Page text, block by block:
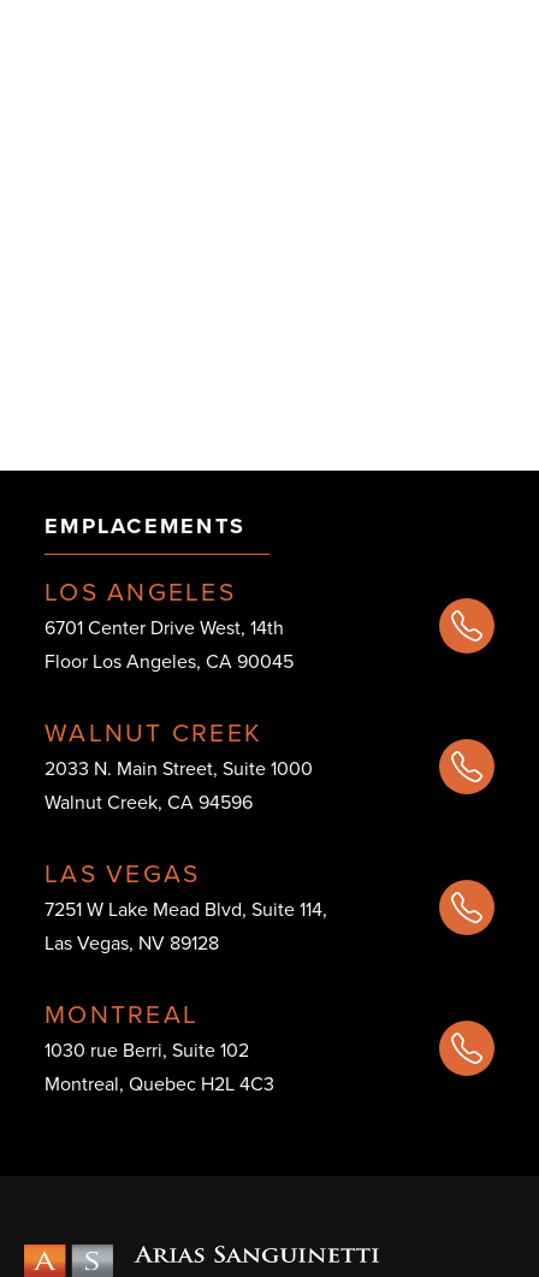
EMPLACEMENTS
LOS ANGELES
6701 Center Drive West, 14th
Floor Los Angeles, CA 90045
WALNUT CREEK
2033 N. Main Street, Suite 1000
Walnut Creek, CA 94596
LAS VEGAS
7251 W Lake Mead Blvd, Suite 114,
Las Vegas, NV 89128
MONTREAL
1030 rue Berri, Suite 102
Montreal, Quebec H2L 4C3